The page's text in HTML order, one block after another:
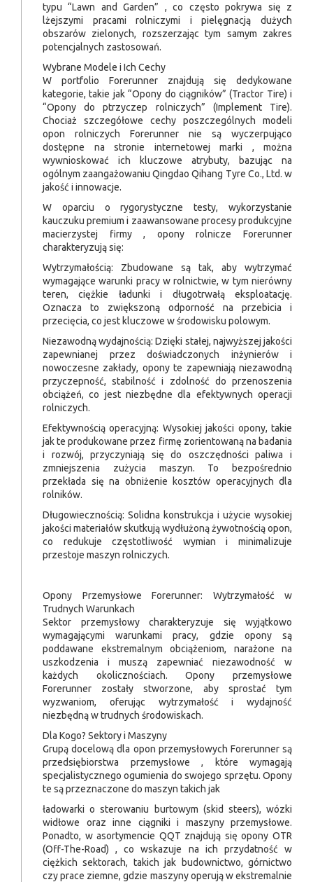
typu “Lawn and Garden” , co często pokrywa się z
lżejszymi pracami rolniczymi i pielęgnacją dużych
obszarów zielonych, rozszerzając tym samym zakres
potencjalnych zastosowań.
Wybrane Modele i Ich Cechy
W portfolio Forerunner znajdują się dedykowane
kategorie, takie jak “Opony do ciągników” (Tractor Tire) i
“Opony do ptrzyczep rolniczych” (Implement Tire).
Chociaż szczegółowe cechy poszczególnych modeli
opon rolniczych Forerunner nie są wyczerpująco
dostępne na stronie internetowej marki , można
wywnioskować ich kluczowe atrybuty, bazując na
ogólnym zaangażowaniu Qingdao Qihang Tyre Co., Ltd. w
jakość i innowacje.
W oparciu o rygorystyczne testy, wykorzystanie
kauczuku premium i zaawansowane procesy produkcyjne
macierzystej firmy , opony rolnicze Forerunner
charakteryzują się:
Wytrzymałością: Zbudowane są tak, aby wytrzymać
wymagające warunki pracy w rolnictwie, w tym nierówny
teren, ciężkie ładunki i długotrwałą eksploatację.
Oznacza to zwiększoną odporność na przebicia i
przecięcia, co jest kluczowe w środowisku polowym.
Niezawodną wydajnością: Dzięki stałej, najwyższej jakości
zapewnianej przez doświadczonych inżynierów i
nowoczesne zakłady, opony te zapewniają niezawodną
przyczepność, stabilność i zdolność do przenoszenia
obciążeń, co jest niezbędne dla efektywnych operacji
rolniczych.
Efektywnością operacyjną: Wysokiej jakości opony, takie
jak te produkowane przez firmę zorientowaną na badania
i rozwój, przyczyniają się do oszczędności paliwa i
zmniejszenia zużycia maszyn. To bezpośrednio
przekłada się na obniżenie kosztów operacyjnych dla
rolników.
Długowiecznością: Solidna konstrukcja i użycie wysokiej
jakości materiałów skutkują wydłużoną żywotnością opon,
co redukuje częstotliwość wymian i minimalizuje
przestoje maszyn rolniczych.
Opony Przemysłowe Forerunner: Wytrzymałość w
Trudnych Warunkach
Sektor przemysłowy charakteryzuje się wyjątkowo
wymagającymi warunkami pracy, gdzie opony są
poddawane ekstremalnym obciążeniom, narażone na
uszkodzenia i muszą zapewniać niezawodność w
każdych okolicznościach. Opony przemysłowe
Forerunner zostały stworzone, aby sprostać tym
wyzwaniom, oferując wytrzymałość i wydajność
niezbędną w trudnych środowiskach.
Dla Kogo? Sektory i Maszyny
Grupą docelową dla opon przemysłowych Forerunner są
przedsiębiorstwa przemysłowe , które wymagają
specjalistycznego ogumienia do swojego sprzętu. Opony
te są przeznaczone do maszyn takich jak
ładowarki o sterowaniu burtowym (skid steers), wózki
widłowe oraz inne ciągniki i maszyny przemysłowe.
Ponadto, w asortymencie QQT znajdują się opony OTR
(Off-The-Road) , co wskazuje na ich przydatność w
ciężkich sektorach, takich jak budownictwo, górnictwo
czy prace ziemne, gdzie maszyny operują w ekstremalnie